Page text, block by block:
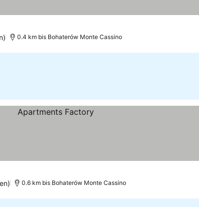
0.4 km bis Bohaterów Monte Cassino
0.6 km bis Bohaterów Monte Cassino